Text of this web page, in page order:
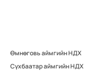
Өмнөговь аймгийн НДХ
Сүхбаатар аймгийн НДХ